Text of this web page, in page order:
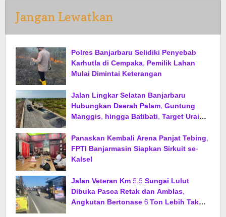
Jangan Lewatkan
Polres Banjarbaru Selidiki Penyebab
Karhutla di Cempaka, Pemilik Lahan
Mulai Dimintai Keterangan
Jalan Lingkar Selatan Banjarbaru
Hubungkan Daerah Palam, Guntung
Manggis, hingga Batibati, Target Urai
Panaskan Kembali Arena Panjat Tebing,
FPTI Banjarmasin Siapkan Sirkuit se-
Kalsel
Jalan Veteran Km 5,5 Sungai Lulut
Dibuka Pasca Retak dan Amblas,
Angkutan Bertonase 6 Ton Lebih Tak